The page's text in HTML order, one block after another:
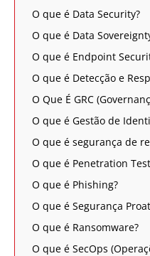
O que é Data Security?
O que é Data
O que é Endpoint
O que é Detecção e
O Que É GRC
O que é Gestão de
O que é segurança de
O que é Penetration
O que é Phishing?
O que é Segurança
O que é Ransomware?
O que é SecOps